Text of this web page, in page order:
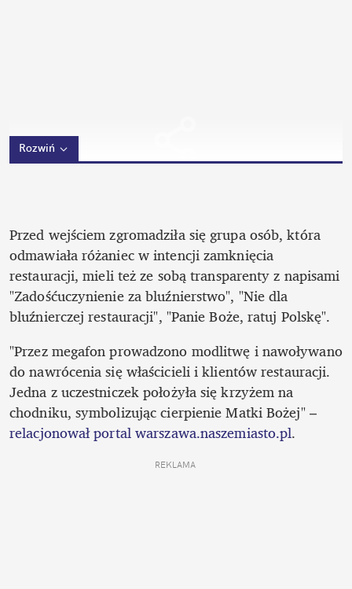
Rozwiń
Przed wejściem zgromadziła się grupa osób, która
odmawiała różaniec w intencji zamknięcia
restauracji, mieli też ze sobą transparenty z napisami
"Zadośćuczynienie za bluźnierstwo", "Nie dla
bluźnierczej restauracji", "Panie Boże, ratuj Polskę".
"Przez megafon prowadzono modlitwę i nawoływano
do nawrócenia się właścicieli i klientów restauracji.
Jedna z uczestniczek położyła się krzyżem na
chodniku, symbolizując cierpienie Matki Bożej" –
relacjonował portal warszawa.naszemiasto.pl.
REKLAMA